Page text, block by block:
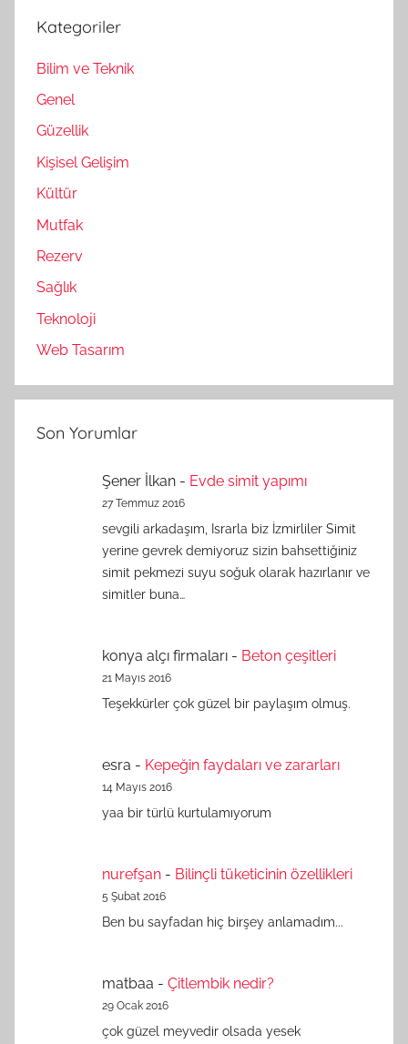
Kategoriler
Bilim ve Teknik
Genel
Güzellik
Kişisel Gelişim
Kültür
Mutfak
Rezerv
Sağlık
Teknoloji
Web Tasarım
Son Yorumlar
Şener İlkan - Evde simit yapımı
27 Temmuz 2016
sevgili arkadaşım, Israrla biz İzmirliler Simit
yerine gevrek demiyoruz sizin bahsettiğiniz
simit pekmezi suyu soğuk olarak hazırlanır ve
simitler buna…
konya alçı firmaları - Beton çeşitleri
21 Mayıs 2016
Teşekkürler çok güzel bir paylaşım olmuş.
esra - Kepeğin faydaları ve zararları
14 Mayıs 2016
yaa bir türlü kurtulamıyorum
nurefşan - Bilinçli tüketicinin özellikleri
5 Şubat 2016
Ben bu sayfadan hiç birşey anlamadım...
matbaa - Çitlembik nedir?
29 Ocak 2016
çok güzel meyvedir olsada yesek